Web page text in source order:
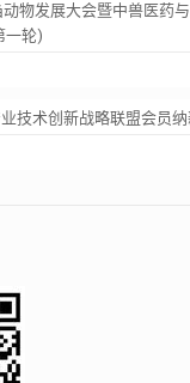
物发展大会暨中兽医药
一轮)
技术创新战略联盟会员纳